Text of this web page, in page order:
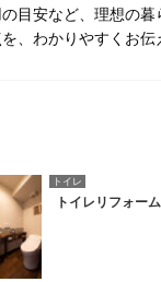
目安など、理想の
、わかりやすくお伝
トイレ
トイレリフォー